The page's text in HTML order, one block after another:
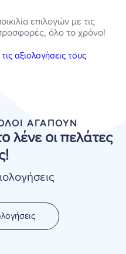
επιλογών με τις
όλο το χρόνο!
αξιολογήσεις τους
ΑΓΑΠΟΥΝ
λένε οι πελάτες